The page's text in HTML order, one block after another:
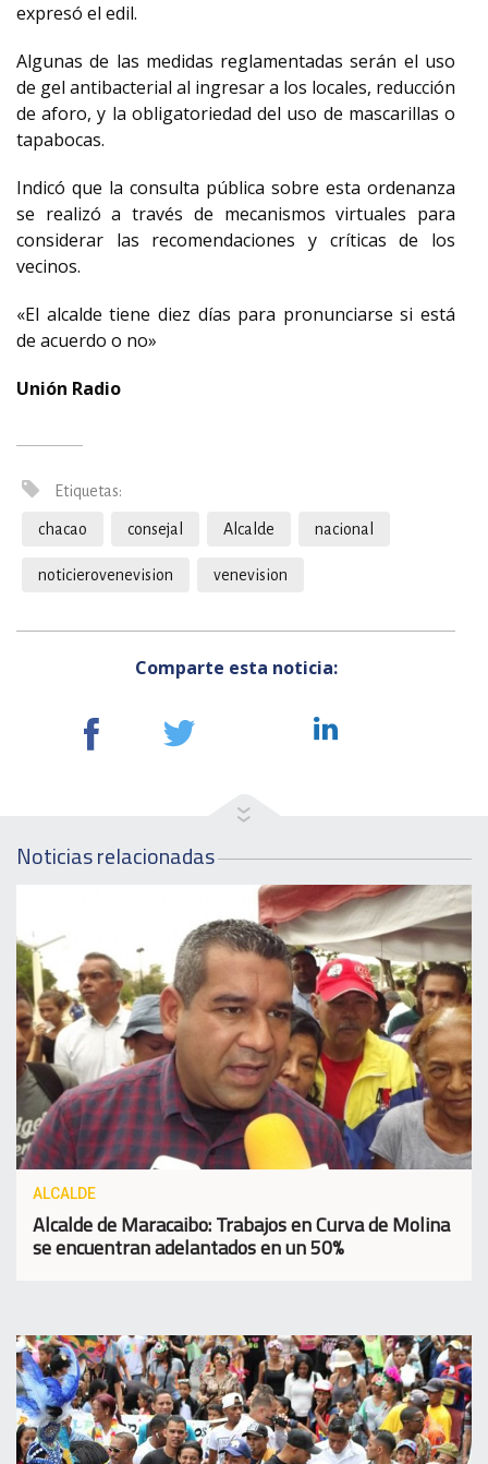
expresó el edil.
Algunas de las medidas reglamentadas serán el uso
de gel antibacterial al ingresar a los locales, reducción
de aforo, y la obligatoriedad del uso de mascarillas o
tapabocas.
Indicó que la consulta pública sobre esta ordenanza
se realizó a través de mecanismos virtuales para
considerar las recomendaciones y críticas de los
vecinos.
«El alcalde tiene diez días para pronunciarse si está
de acuerdo o no»
Unión Radio
Etiquetas:
chacao consejal Alcalde nacional
noticierovenevision venevision
Comparte esta noticia:
Noticias relacionadas
ALCALDE
Alcalde de Maracaibo: Trabajos en Curva de Molina
se encuentran adelantados en un 50%